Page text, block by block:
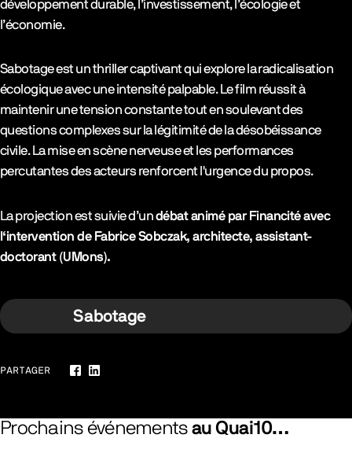
développement durable, l’investissement, l’écologie et
l’économie.
Sabotage est un thriller captivant qui explore la radicalisation
écologique avec une intensité palpable. Le film réussit à
maintenir une tension constante tout en soulevant des
questions complexes sur la légitimité de la désobéissance
civile. La mise en scène nerveuse et les performances
percutantes des acteurs renforcent l'urgence du propos.
La projection est suivie d’undébat animé par Financité avec
l‘intervention de Fabrice Sobczak, architecte, assistant-
doctorant (UMons).
Sabotage
PARTAGER
Facebook
LinkedIn
Prochains événements au Quai10…